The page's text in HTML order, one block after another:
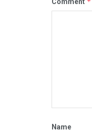
Comment
Name